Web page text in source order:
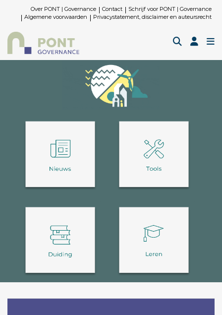
Over PONT | Governance Contact
Schrijf voor PONT | Governance
Algemene voorwaarden
Privacystatement, disclaimer en auteursrecht